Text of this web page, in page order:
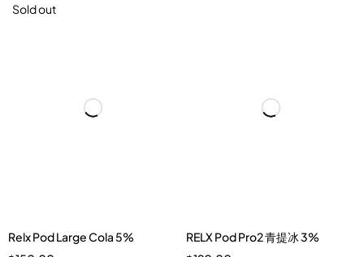
Sold out
Relx Pod Large Cola 5%
RELX Pod Pro2 青提冰 3%